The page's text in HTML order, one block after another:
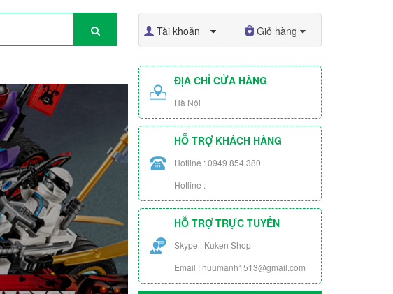
Tài khoản Giỏ hàng
ĐỊA CHỈ CỬA HÀNG
Hà Nội
HỖ TRỢ KHÁCH HÀNG
Hotline : 0949 854 380
Hotline :
HỖ TRỢ TRỰC TUYẾN
Skype : Kuken Shop
Email : huumanh1513@gmail.com